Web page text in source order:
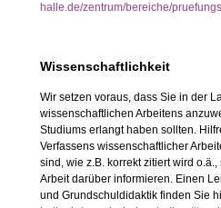
halle.de/zentrum/bereiche/
Wissenschaftlichkeit
Wir setzen voraus, dass Sie in der
wissenschaftlichen Arbeitens
Studiums erlangt haben sollten.
Verfassens wissenschaftlicher
sind, wie z.B. korrekt zitiert wird
Arbeit darüber informieren. Einen
und Grundschuldidaktik finden Sie